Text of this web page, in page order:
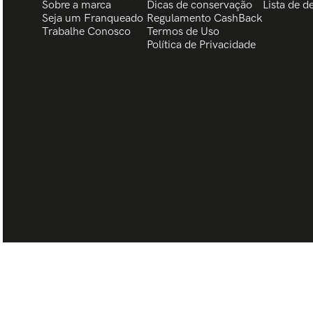
Sobre a marca
Seja um Franqueado
Trabalhe Conosco
Dicas de conservação
Regulamento CashBack
Termos de Uso
Política de Privacidade
Lista de